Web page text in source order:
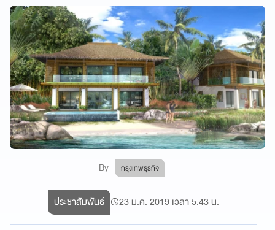
By กรุงเทพธุรกิจ
ประชาสัมพันธ์ 23 ม.ค. 2019 เวลา 5:43 น.